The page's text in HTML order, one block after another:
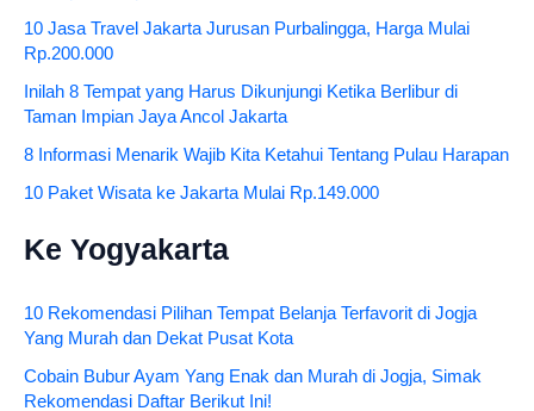
10 Jasa Travel Jakarta Jurusan Purbalingga, Harga Mulai
Rp.200.000
Inilah 8 Tempat yang Harus Dikunjungi Ketika Berlibur di
Taman Impian Jaya Ancol Jakarta
8 Informasi Menarik Wajib Kita Ketahui Tentang Pulau Harapan
10 Paket Wisata ke Jakarta Mulai Rp.149.000
Ke Yogyakarta
10 Rekomendasi Pilihan Tempat Belanja Terfavorit di Jogja
Yang Murah dan Dekat Pusat Kota
Cobain Bubur Ayam Yang Enak dan Murah di Jogja, Simak
Rekomendasi Daftar Berikut Ini!